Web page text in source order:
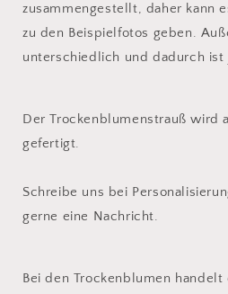
zusammengestellt, daher kann
zu den Beispielfotos geben.
unterschiedlich und dadurch ist
Der Trockenblumenstrauß wird
gefertigt.
Schreibe uns bei
gerne eine Nachricht.
Bei den Trockenblumen